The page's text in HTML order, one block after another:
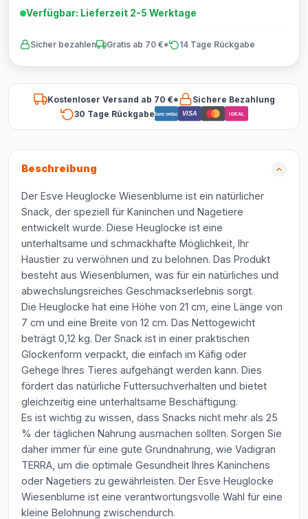
Verfügbar: Lieferzeit 2-5 Werktage
Sicher bezahlen Gratis ab 70 €* 14 Tage Rückgabe
Kostenloser Versand ab 70 €*
Sichere Bezahlung
30 Tage RückgabeBancontact VISA iDEAL
Beschreibung
Der Esve Heuglocke Wiesenblume ist ein natürlicher
Snack, der speziell für Kaninchen und Nagetiere
entwickelt wurde. Diese Heuglocke ist eine
unterhaltsame und schmackhafte Möglichkeit, Ihr
Haustier zu verwöhnen und zu belohnen. Das Produkt
besteht aus Wiesenblumen, was für ein natürliches und
abwechslungsreiches Geschmackserlebnis sorgt.
Die Heuglocke hat eine Höhe von 21 cm, eine Länge von
7 cm und eine Breite von 12 cm. Das Nettogewicht
beträgt 0,12 kg. Der Snack ist in einer praktischen
Glockenform verpackt, die einfach im Käfig oder
Gehege Ihres Tieres aufgehängt werden kann. Dies
fördert das natürliche Futtersuchverhalten und bietet
gleichzeitig eine unterhaltsame Beschäftigung.
Es ist wichtig zu wissen, dass Snacks nicht mehr als 25
% der täglichen Nahrung ausmachen sollten. Sorgen Sie
daher immer für eine gute Grundnahrung, wie Vadigran
TERRA, um die optimale Gesundheit Ihres Kaninchens
oder Nagetiers zu gewährleisten. Der Esve Heuglocke
Wiesenblume ist eine verantwortungsvolle Wahl für eine
kleine Belohnung zwischendurch.